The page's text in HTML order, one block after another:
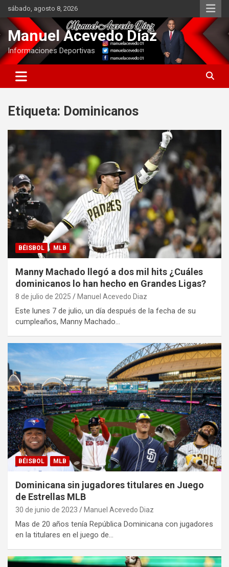
Saltar
contenido
sábado, agosto 8, 2026
Manuel Acevedo Díaz
Informaciones Deportivas
Etiqueta: Dominicanos
BÉISBOL MLB
Manny Machado llegó a dos mil hits ¿Cuáles
dominicanos lo han hecho en Grandes Ligas?
8 de julio de 2025 Manuel Acevedo Diaz
Este lunes 7 de julio, un día después de la fecha de su
cumpleaños, Manny Machado…
BÉISBOL MLB
Dominicana sin jugadores titulares en Juego
de Estrellas MLB
30 de junio de 2023 Manuel Acevedo Diaz
Mas de 20 años tenía República Dominicana con jugadores
en la titulares en el juego de…